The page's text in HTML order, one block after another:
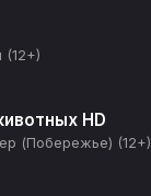
(12+)
HD
(Побережье) (12+)